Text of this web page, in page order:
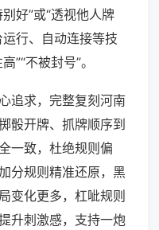
好”或“透视他人牌
行、自动连接等技
”“不被封号”。
追求，完整复刻河南
骰开牌、抓牌顺序到
一致，杜绝规则偏
分规则精准还原，黑
变化更多，杠呲规则
升刺激感，支持一炮